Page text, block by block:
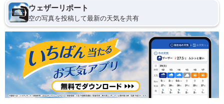
ウェザーリポート
空の写真を投稿して最新の天気を共有